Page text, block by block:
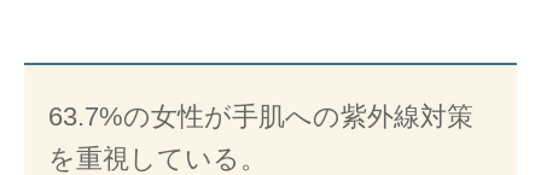
63.7%の女性が手肌への紫外線対策
を重視している。